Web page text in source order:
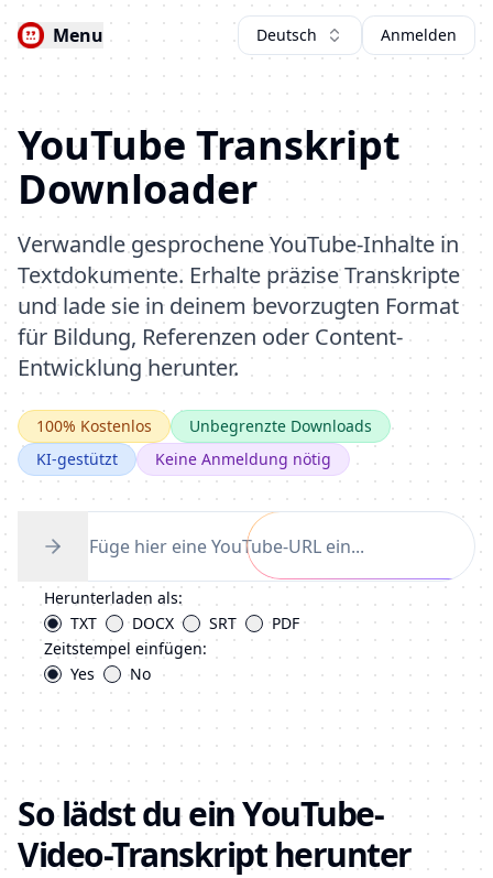
Menu Deutsch Anmelden
YouTube Transkript
Downloader
Verwandle gesprochene YouTube-Inhalte in
Textdokumente. Erhalte präzise Transkripte
und lade sie in deinem bevorzugten Format
für Bildung, Referenzen oder Content-
Entwicklung herunter.
100% Kostenlos
Unbegrenzte Downloads
KI-gestützt
Keine Anmeldung nötig
Herunterladen als:
TXT
DOCX SRT
PDF
Zeitstempel einfügen:
Yes
No
So lädst du ein YouTube-
Video-Transkript herunter